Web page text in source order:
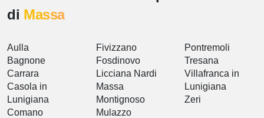
di Massa
Aulla
Bagnone
Carrara
Casola in
Lunigiana
Comano
Fivizzano
Fosdinovo
Licciana Nardi
Massa
Montignoso
Mulazzo
Pontremoli
Tresana
Villafranca in
Lunigiana
Zeri